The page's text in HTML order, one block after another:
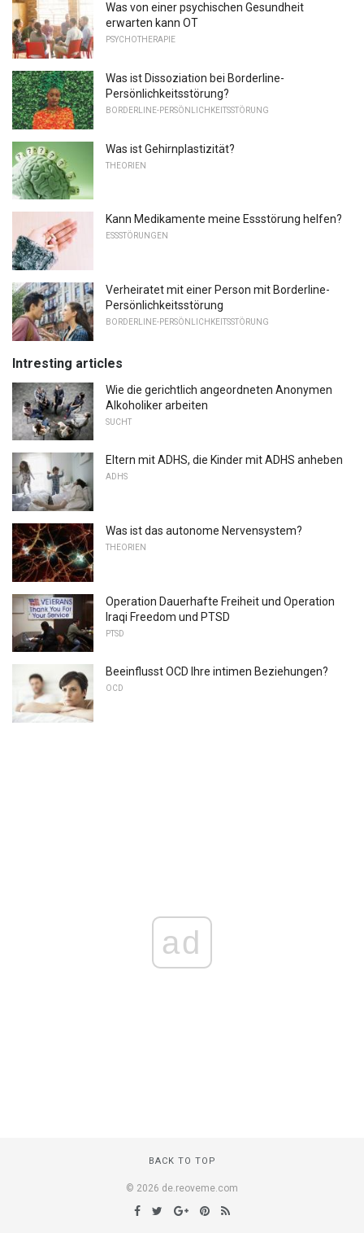
Was von einer psychischen Gesundheit
erwarten kann OT
PSYCHOTHERAPIE
Was ist Dissoziation bei Borderline-
Persönlichkeitsstörung?
BORDERLINE-PERSÖNLICHKEITSSTÖRUNG
Was ist Gehirnplastizität?
THEORIEN
Kann Medikamente meine Essstörung helfen?
ESSSTÖRUNGEN
Verheiratet mit einer Person mit Borderline-
Persönlichkeitsstörung
BORDERLINE-PERSÖNLICHKEITSSTÖRUNG
Intresting articles
Wie die gerichtlich angeordneten Anonymen
Alkoholiker arbeiten
SUCHT
Eltern mit ADHS, die Kinder mit ADHS anheben
ADHS
Was ist das autonome Nervensystem?
THEORIEN
Operation Dauerhafte Freiheit und Operation
Iraqi Freedom und PTSD
PTSD
Beeinflusst OCD Ihre intimen Beziehungen?
OCD
ad
BACK TO TOP
© 2026 de.reoveme.com